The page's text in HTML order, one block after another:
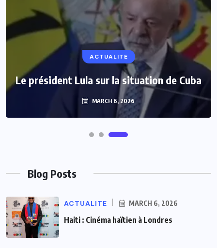
ACTUALITE
Le président Lula sur la situation de Cuba
MARCH 6, 2026
Blog Posts
ACTUALITE MARCH 6, 2026
Haiti : Cinéma haïtien à Londres